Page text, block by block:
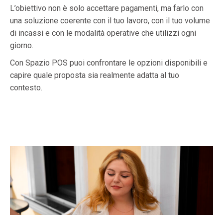
L’obiettivo non è solo accettare pagamenti, ma farlo con
una soluzione coerente con il tuo lavoro, con il tuo volume
di incassi e con le modalità operative che utilizzi ogni
giorno.
Con Spazio POS puoi confrontare le opzioni disponibili e
capire quale proposta sia realmente adatta al tuo
contesto.